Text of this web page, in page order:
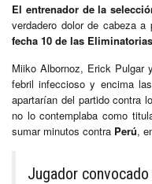
El entrenador de la
verdadero dolor de cabeza
fecha 10 de las
Miiko Albornoz, Erick Pulgar y
febril infeccioso y encima
apartarían del partido contra
no lo contemplaba como
sumar minutos contra Perú,
Jugador convocado